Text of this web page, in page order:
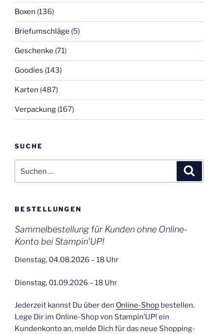
Boxen (136)
Briefumschläge (5)
Geschenke (71)
Goodies (143)
Karten (487)
Verpackung (167)
SUCHE
nach:
BESTELLUNGEN
Sammelbestellung für Kunden ohne Online-
Konto bei Stampin’UP!
Dienstag, 04.08.2026 – 18 Uhr
Dienstag, 01.09.2026 – 18 Uhr
Jederzeit kannst Du über den Online-Shop bestellen.
Lege Dir im Online-Shop von Stampin’UP! ein
Kundenkonto an, melde Dich für das neue Shopping-